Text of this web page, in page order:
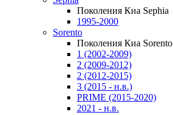
Поколения Киа Sephia
1995-2000
Sorento
Поколения Киа Sorento
1 (2002-2009)
2 (2009-2012)
2 (2012-2015)
3 (2015 - н.в.)
PRIME (2015-2020)
2021 - н.в.